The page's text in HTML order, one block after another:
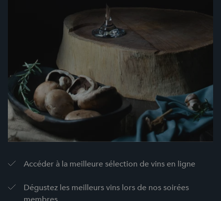
Accéder à la meilleure sélection de vins en ligne
Dégustez les meilleurs vins lors de nos soirées